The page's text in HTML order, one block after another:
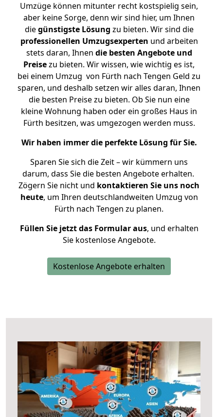
Umzüge können mitunter recht kostspielig sein,
aber keine Sorge, denn wir sind hier, um Ihnen
diegünstigste Lösung zu bieten. Wir sind die
professionellen Umzugsexperten und arbeiten
stets daran, Ihnen die besten Angebote und
Preisezu bieten. Wir wissen, wie wichtig es ist,
bei einem Umzug von Fürth nach Tengen Geld zu
sparen, und deshalb setzen wir alles daran, Ihnen
die besten Preise zu bieten. Ob Sie nun eine
kleine Wohnung haben oder ein großes Haus in
Fürth besitzen, was umgezogen werden muss.
Wir haben immer die perfekte Lösung für Sie.
Sparen Sie sich die Zeit – wir kümmern uns
darum, dass Sie die besten Angebote erhalten.
Zögern Sie nicht und kontaktieren Sie uns noch
heute, um Ihren deutschlandweiten Umzug von
Fürth nach Tengen zu planen.
Füllen Sie jetzt das Formular aus, und erhalten
Sie kostenlose Angebote.
Kostenlose Angebote erhalten